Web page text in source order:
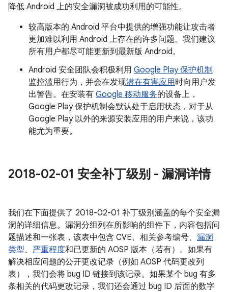
降低 Android 上的安全漏洞被成功利用的可能性。
较高版本的 Android 平台中提供的增强功能让攻击者
更加难以利用 Android 上存在的许多问题。我们建议
所有用户都尽可能更新到最新版 Android。
Android 安全团队会积极利用 Google Play 保护机制
监控滥用行为，并会在发现潜在有害应用时向用户发
出警告。在安装有 Google 移动服务的设备上，
Google Play 保护机制会默认处于启用状态，对于从
Google Play 以外的来源安装应用的用户来说，该功
能尤为重要。
2018-02-01 安全补丁级别 - 漏洞详情
我们在下面提供了 2018-02-01 补丁级别涵盖的每个安全漏
洞的详细信息。漏洞分组列在所影响的组件下，内容包括问
题描述和一张表，该表中包含 CVE、相关参考编号、 漏洞
类型、 严重程度和已更新的 AOSP 版本（若有）。如果有
解决相应问题的公开更改记录（例如 AOSP 代码更改列
表），我们会将 bug ID 链接到该记录。如果某个 bug 有多
条相关的代码更改记录，我们还会通过 bug ID 后面的数字